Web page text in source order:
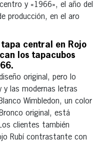
y «1966», el año del
producción, en el aro
central en Rojo
los tapacubos
original, pero lo
y las modernas letras
Wimbledon, un color
original, está
clientes también
Rubí contrastante con